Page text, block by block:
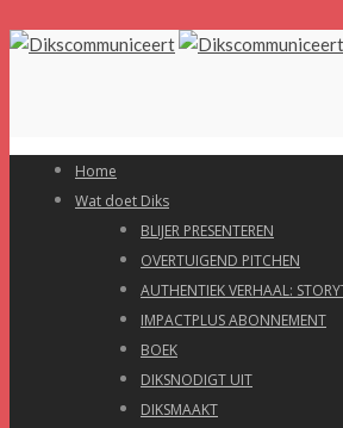
Home
Wat doet Diks
BLIJER PRESENTEREN
OVERTUIGEND PITCHEN
AUTHENTIEK VERHAAL:
IMPACTPLUS ABONNEMENT
BOEK
DIKSNODIGT UIT
DIKSMAAKT